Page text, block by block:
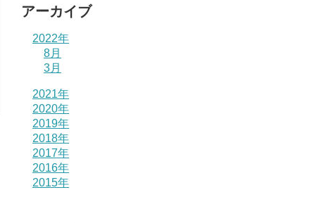
アーカイブ
2022年
8月
3月
2021年
2020年
2019年
2018年
2017年
2016年
2015年